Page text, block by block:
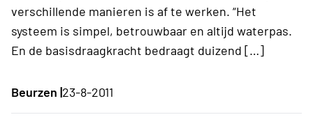
verschillende manieren is af te werken. “Het
systeem is simpel, betrouwbaar en altijd waterpas.
En de basisdraagkracht bedraagt duizend […]
Beurzen |23-8-2011